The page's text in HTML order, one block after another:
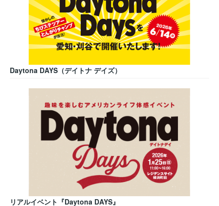
Daytona DAYS（デイトナ デイズ）
リアルイベント『Daytona DAYS』